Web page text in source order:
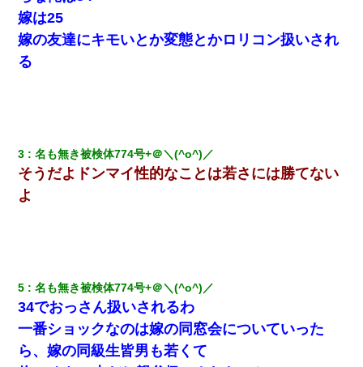
とっさに女児を捕まえたら変質者扱いされた。母親「あっち行っ
てよ！気持ち悪い！（ｼｯｼｯ」→ 後日、俺を見つけた母親がすっ飛
んできて・・・
レ！」私「なんでよ」Ａ「ケーチ！バーカ！」→ 後日、Ａ旦那が
凸してきた
さい」と言い出してド修羅場になった
夫に癌の余命宣告。その闘病中に長女から信じられない言葉を受
嫁は25
嫁の友達にキモいとか変態とかロリコン扱いされ
る
3 名も無き被検体774号+＠＼(^o^)／
そうだよドンマイ性的なことは若さには勝てない
よ
5 名も無き被検体774号+＠＼(^o^)／
34でおっさん扱いされるわ
一番ショックなのは嫁の同窓会についていった
ら、嫁の同級生皆男も若くて